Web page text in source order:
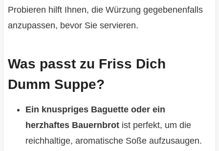
Probieren hilft Ihnen, die Würzung gegebenenfalls
anzupassen, bevor Sie servieren.
Was passt zu Friss Dich
Dumm Suppe?
Ein knuspriges Baguette oder ein
herzhaftes Bauernbrotist perfekt, um die
reichhaltige, aromatische Soße aufzusaugen.